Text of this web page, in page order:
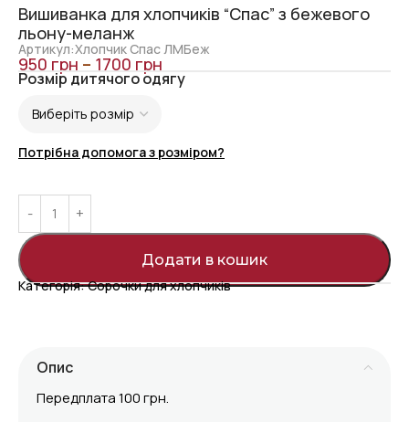
Вишиванка для хлопчиків “Спас” з бежевого
льону-меланж
Артикул:Хлопчик Спас ЛМБеж
950 грн – 1700 грн
Розмір дитячого одягу
Потрібна допомога з розміром?
Додати в кошик
Категорія:Сорочки для хлопчиків
Опис
Передплата 100 грн.